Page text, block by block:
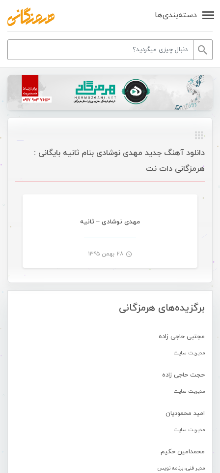
دسته‌بندی‌ها
برگزیده‌های هرمزگانی
مجتبی حاجی زاده
مدیریت سایت
حجت حاجی زاده
مدیریت سایت
امید محمودیان
مدیریت سایت
محمدامین حکیم
مدیر فنی، برنامه نویس
دانلود آهنگ جدید مهدی نوشادی بنام ثانیه بایگانی :
هرمزگانی دات نت
مهدی نوشادی – ثانیه
۲۸ بهمن ۱۳۹۵